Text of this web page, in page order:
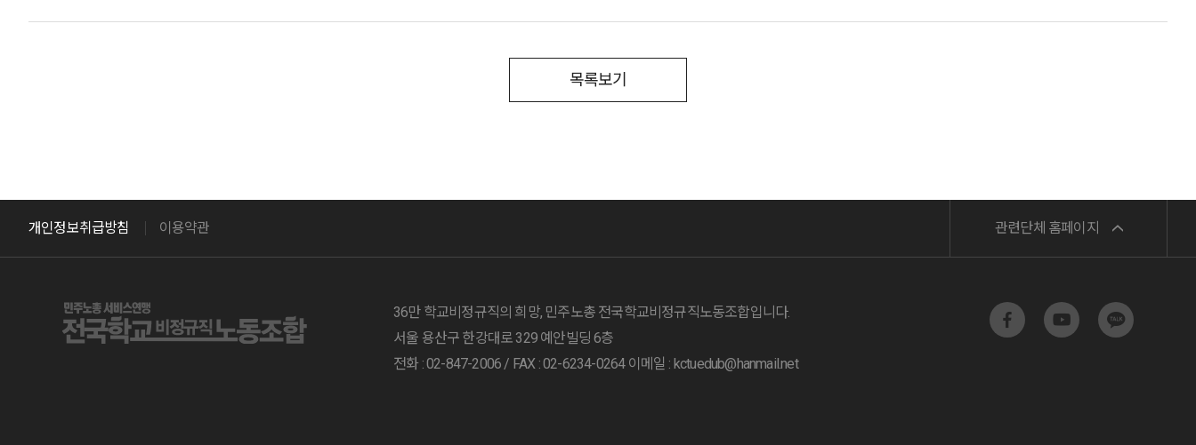
목록보기
개인정보취급방침 이용약관 관련단체 홈페이지
민주노총
전교조
36만 학교비정규직의 희망, 민주노총 전국학교비정규직노동조합입니다.
서울 용산구 한강대로 329 예안빌딩 6층
전화 : 02-847-2006 / FAX : 02-6234-0264 이메일 : kctuedub@hanmail.net